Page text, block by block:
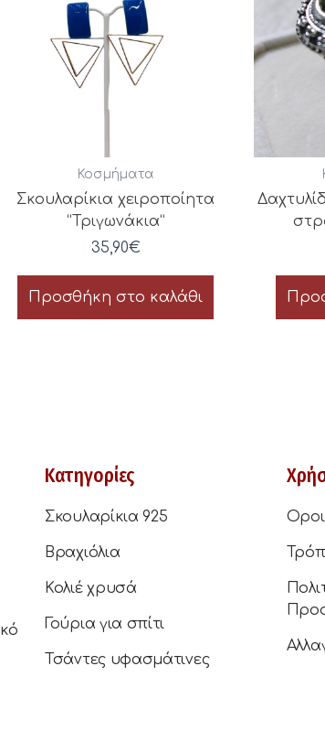
Κοσμήματα
Σκουλαρίκια χειροποίητα
“Τριγωνάκια”
35,90€
Προσθήκη στο καλάθι
Κατηγορίες
Σκουλαρίκια 925
Βραχιόλια
Κολιέ χρυσά
Γούρια για σπίτι
Τσάντες υφασμάτινες